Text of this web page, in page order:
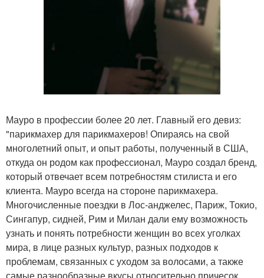
Мауро в профессии более 20 лет. Главный его девиз:
"парикмахер для парикмахеров! Опираясь на свой
многолетний опыт, и опыт работы, полученный в США,
откуда он родом как профессионал, Мауро создал бренд,
который отвечает всем потребностям стилиста и его
клиента. Мауро всегда на стороне парикмахера.
Многочисленные поездки в Лос-анджелес, Париж, Токио,
Сингапур, сидней, Рим и Милан дали ему возможность
узнать и понять потребности женщин во всех уголках
мира, в лице разных культур, разных подходов к
проблемам, связанных с уходом за волосами, а также
самые разнообразные вкусы относительно причесок.